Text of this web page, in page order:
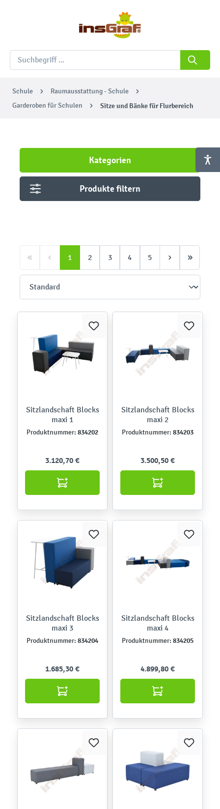
Schule
Raumausstattung - Schule
Garderoben für Schulen
Sitze und Bänke für Flurbereich
Kategorien
Produkte filtern
1 2 3 4 5
Sitzlandschaft Blocks
maxi 1
Produktnummer: 834202
3.120,70 €
Sitzlandschaft Blocks
maxi 2
Produktnummer: 834203
3.500,50 €
Sitzlandschaft Blocks
maxi 3
Produktnummer: 834204
1.685,30 €
Sitzlandschaft Blocks
maxi 4
Produktnummer: 834205
4.899,80 €